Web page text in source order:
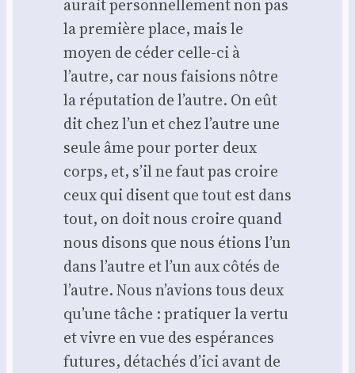
aurait per­son­nel­le­ment non pas
la pre­mière place, mais le
moyen de céder celle-ci à
l’autre, car nous fai­sions nôtre
la répu­ta­tion de l’autre. On eût
dit chez l’un et chez l’autre une
seule âme pour por­ter deux
corps, et, s’il ne faut pas croire
ceux qui disent que tout est dans
tout, on doit nous croire quand
nous disons que nous étions l’un
dans l’autre et l’un aux côtés de
l’autre. Nous n’a­vions tous deux
qu’une tâche : pra­ti­quer la ver­tu
et vivre en vue des espé­rances
futures, déta­chés d’i­ci avant de